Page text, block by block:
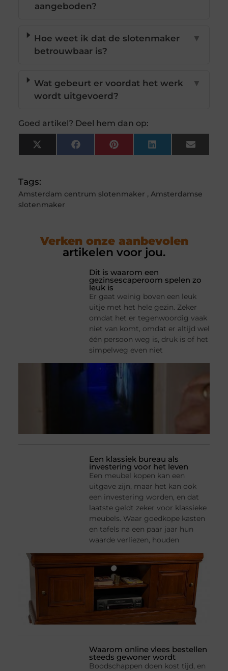
aangeboden?
Hoe weet ik dat de slotenmaker
betrouwbaar is?
▼
Wat gebeurt er voordat het werk
wordt uitgevoerd?
▼
Goed artikel? Deel hem dan op:
X
(Twitter)
FacebookPinterestLinkedInEmail
Tags:
Amsterdam centrum slotenmaker , Amsterdamse
slotenmaker
Verken onze aanbevolen
artikelen voor jou.
Dit is waarom een
gezinsescaperoom spelen zo
leuk is
Er gaat weinig boven een leuk
uitje met het hele gezin. Zeker
omdat het er tegenwoordig vaak
niet van komt, omdat er altijd wel
één persoon weg is, druk is of het
simpelweg even niet
Een klassiek bureau als
investering voor het leven
Een meubel kopen kan een
uitgave zijn, maar het kan ook
een investering worden, en dat
laatste geldt zeker voor klassieke
meubels. Waar goedkope kasten
en tafels na een paar jaar hun
waarde verliezen, houden
Waarom online vlees bestellen
steeds gewoner wordt
Boodschappen doen kost tijd, en